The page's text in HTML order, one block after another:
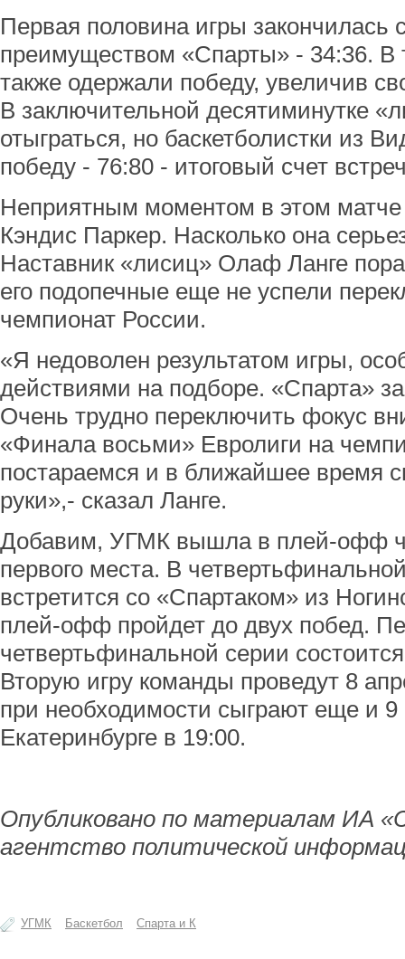
Первая половина игры закончилась
преимуществом «Спарты» - 34:36. В
также одержали победу, увеличив
В заключительной десятиминутке
отыграться, но баскетболистки из
победу - 76:80 - итоговый счет
Неприятным моментом в этом
Кэндис Паркер. Насколько она
Наставник «лисиц» Олаф Ланге
его подопечные еще не успели
чемпионат России.
«Я недоволен результатом игры,
действиями на подборе. «Спарта»
Очень трудно переключить фокус
«Финала восьми» Евролиги на
постараемся и в ближайшее время
руки»,- сказал Ланге.
Добавим, УГМК вышла в плей-офф
первого места. В
встретится со «Спартаком» из
плей-офф пройдет до двух побед.
четвертьфинальной серии
Вторую игру команды проведут 8
при необходимости сыграют еще и 9
Екатеринбурге в 19:00.
Опубликовано по материалам ИА
агентство политической
УГМК Баскетбол Спарта и К